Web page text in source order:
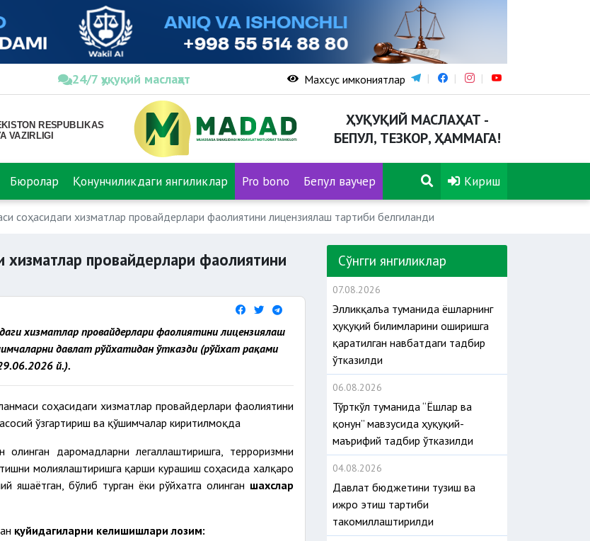
24/7 ҳуқуқий маслаҳат Махсус имкониятлар
ҲУҚУҚИЙ МАСЛАҲАТ -
БЕПУЛ, ТЕЗКОР, ҲАММАГА!
Бюролар Қонунчиликдаги янгиликлар Pro bono Бепул ваучер Кириш
соҳасидаги хизматлар провайдерлари фаолиятини лицензиялаш тартиби белгиланди
хизматлар провайдерлари фаолиятини
хизматлар провайдерлари фаолиятини лицензиялаш
давлат рўйхатидан ўтказди (рўйхат рақами
й.).
соҳасидаги хизматлар провайдерлари фаолиятини
ўзгартириш ва қўшимчалар киритилмоқда
олинган даромадларни легаллаштиришга, терроризмни
молиялаштиришга қарши курашиш соҳасида халқаро
яшаётган, бўлиб турган ёки рўйхатга олинган шахслар
қуйидагиларни келишишлари лозим:
Сўнгги янгиликлар
07.08.2026
Элликқалъа туманида ёшларнинг
ҳуқуқий билимларини оширишга
қаратилган навбатдаги тадбир
ўтказилди
06.08.2026
Тўрткўл туманида “Ёшлар ва
қонун” мавзусида ҳуқуқий-
маърифий тадбир ўтказилди
04.08.2026
Давлат бюджетини тузиш ва
ижро этиш тартиби
такомиллаштирилди